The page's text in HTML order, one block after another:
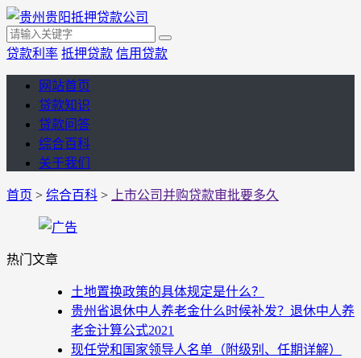
贷款利率 抵押贷款 信用贷款
网站首页
贷款知识
贷款问答
综合百科
关于我们
首页 > 综合百科 > 上市公司并购贷款审批要多久
热门文章
土地置换政策的具体规定是什么？
贵州省退休中人养老金什么时候补发？退休中人养
老金计算公式2021
现任党和国家领导人名单（附级别、任期详解）